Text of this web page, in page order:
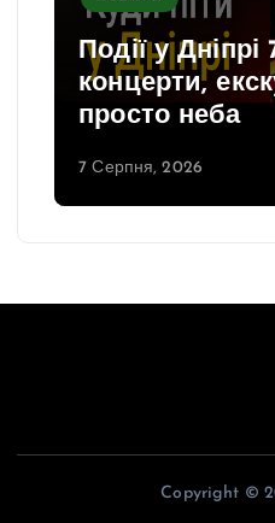
Події у Дніпрі
концерти,
просто неба
7 Серпня, 2026
Copyright ©